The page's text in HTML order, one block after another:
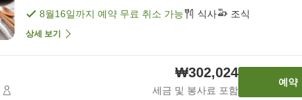
8월16일까지 예약 무료 취소 가능 식사 조식
상세 보기
₩302,024
세금 및 봉사료 포함
예약